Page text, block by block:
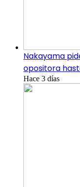
Nakayama
opositora
Hace 3 días